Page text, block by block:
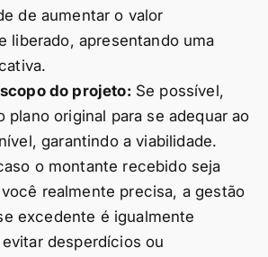
de aumentar o valor
liberado, apresentando uma
do projeto: Se possível,
plano original para se adequar ao
garantindo a viabilidade.
o montante recebido seja
realmente precisa, a gestão
excedente é igualmente
desperdícios ou